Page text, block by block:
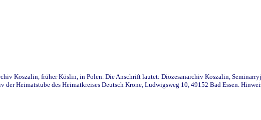
Koszalin, früher Köslin, in Polen. Die Anschrift lautet: Diözesanarchiv Koszalin,
Heimatstube des Heimatkreises Deutsch Krone, Ludwigsweg 10, 49152 Bad Essen.